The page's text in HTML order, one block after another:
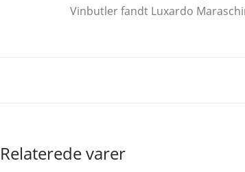
Vinbutler fandt Luxardo
Relaterede varer